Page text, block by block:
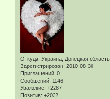
Откуда: Украина, Донецкая область
Зарегистрирован: 2010-08-30
Приглашений: 0
Сообщений: 1146
Уважение: +2287
Позитив: +2032